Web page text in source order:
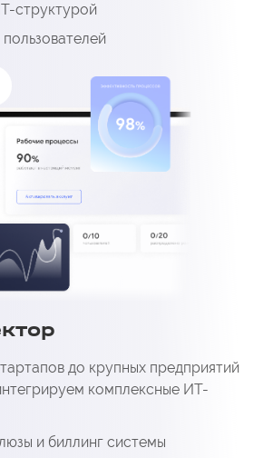
структурой
до крупных предприятий
комплексные ИТ-
и биллинг системы